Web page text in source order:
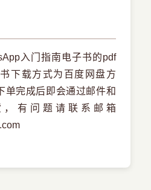
入门指南电子书的pdf
下载方式为百度网盘方
单完成后即会通过邮件和
，有问题请联系邮箱